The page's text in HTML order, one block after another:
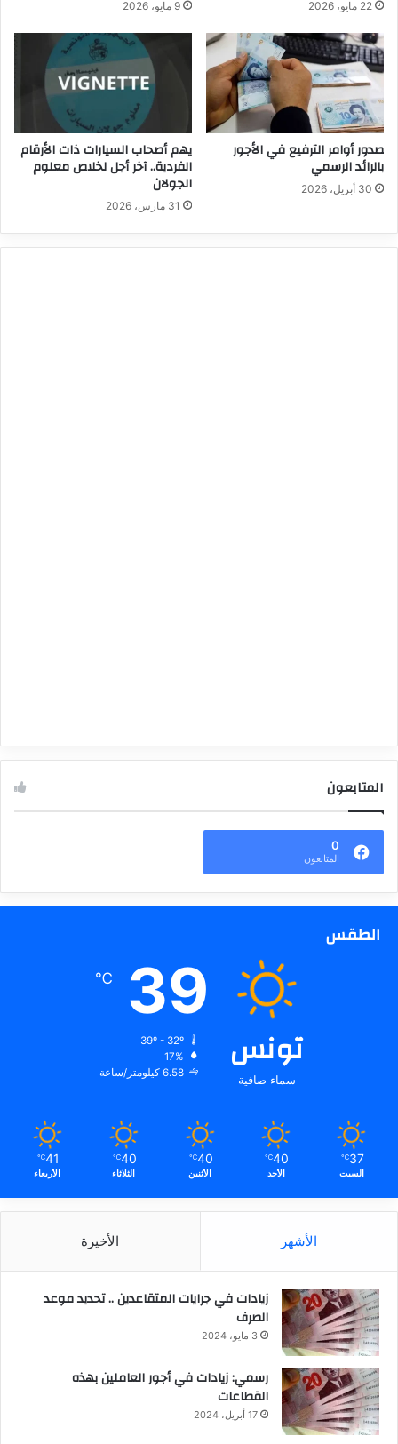
22 مايو، 2026 9 مايو، 2026
صدور أوامر الترفيع في الأجور
بالرائد الرسمي
30 أبريل، 2026
يهم أصحاب السيارات ذات الأرقام
الفردية.. آخر أجل لخلاص معلوم
الجولان
31 مارس، 2026
المتابعون
0
المتابعون
الطقس
تونس
سماء صافية
39
℃
17%
6.58 كيلومتر/ساعة
37
℃
السبت
40
℃
الأحد
40
℃
الأثنين
40
℃
الثلاثاء
41
℃
الأربعاء
الأشهر الأخيرة
زيادات في جرايات المتقاعدين .. تحديد موعد
الصرف
3 مايو، 2024
رسمي: زيادات في أجور العاملين بهذه
القطاعات
17 أبريل، 2024